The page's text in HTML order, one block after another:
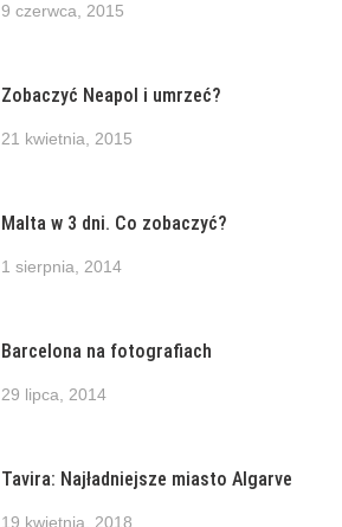
9 czerwca, 2015
Zobaczyć Neapol i umrzeć?
21 kwietnia, 2015
Malta w 3 dni. Co zobaczyć?
1 sierpnia, 2014
Barcelona na fotografiach
29 lipca, 2014
Tavira: Najładniejsze miasto Algarve
19 kwietnia, 2018